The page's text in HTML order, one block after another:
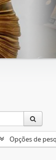
Opções de